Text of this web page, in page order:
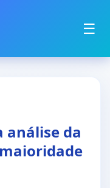
☰
análise da